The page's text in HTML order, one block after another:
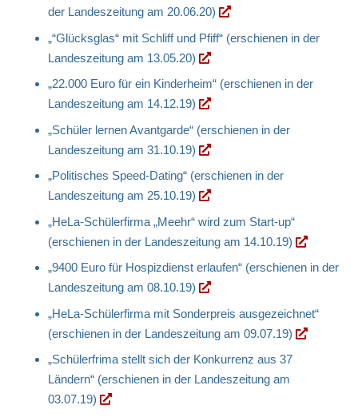
der Landeszeitung am 20.06.20)
„“Glücksglas“ mit Schliff und Pfiff“ (erschienen in der
Landeszeitung am 13.05.20)
„22.000 Euro für ein Kinderheim“ (erschienen in der
Landeszeitung am 14.12.19)
„Schüler lernen Avantgarde“ (erschienen in der
Landeszeitung am 31.10.19)
„Politisches Speed-Dating“ (erschienen in der
Landeszeitung am 25.10.19)
„HeLa-Schülerfirma „Meehr“ wird zum Start-up“
(erschienen in der Landeszeitung am 14.10.19)
„9400 Euro für Hospizdienst erlaufen“ (erschienen in der
Landeszeitung am 08.10.19)
„HeLa-Schülerfirma mit Sonderpreis ausgezeichnet“
(erschienen in der Landeszeitung am 09.07.19)
„Schülerfrima stellt sich der Konkurrenz aus 37
Ländern“ (erschienen in der Landeszeitung am
03.07.19)